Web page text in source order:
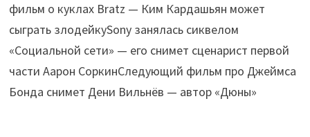
фильм о куклах Bratz — Ким Кардашьян может
сыграть злодейкуSony занялась сиквелом
«Социальной сети» — его снимет сценарист первой
части Аарон СоркинСледующий фильм про Джеймса
Бонда снимет Дени Вильнёв — автор «Дюны»